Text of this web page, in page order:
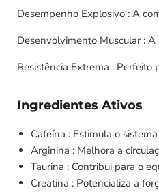
Desempenho Explosivo : A
Desenvolvimento Muscular :
Resistência Extrema :
Ingredientes Ativos
Cafeína : Estimula o
Arginina : Melhora a
Taurina : Contribui para o
Creatina : Potencializa a